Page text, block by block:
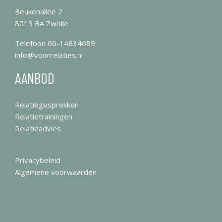
Beukenallee 2
8019 BA Zwolle
Telefoon 06-14834689
info@voorrelaties.nl
AANBOD
Relatiegesprekken
Relatietrainingen
Relatieadvies
Privacybeleid
Algemene voorwaarden